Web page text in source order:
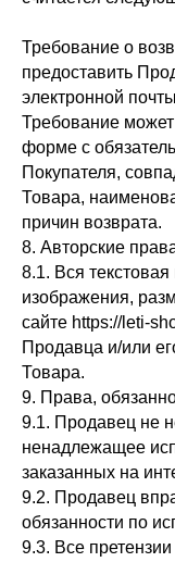
Требование о
предоставить
электронной
Требование
форме с
Покупателя,
Товара,
причин возврата.
8. Авторские
8.1. Вся
изображения,
сайте https://leti-
Продавца и/или
Товара.
9. Права,
9.1. Продавец не
ненадлежащее
заказанных на
9.2. Продавец
обязанности по
9.3. Все